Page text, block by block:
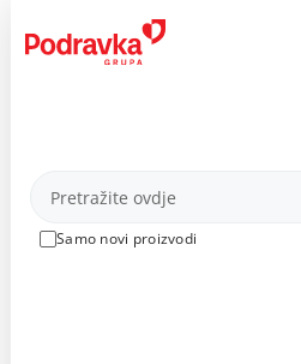
content
Proizvodi
Samo novi proizvodi